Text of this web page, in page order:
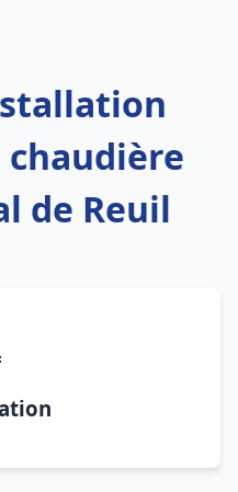
chaudière
de Reuil